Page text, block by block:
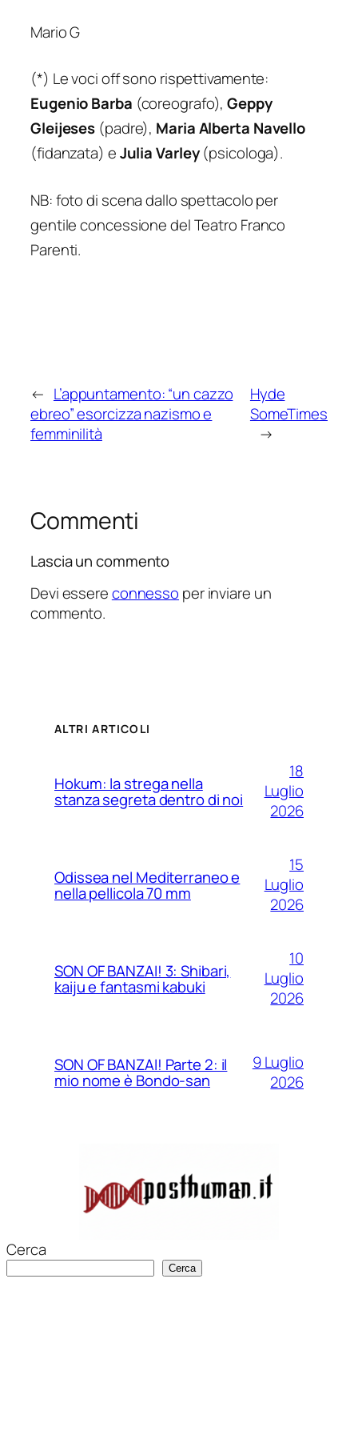
Mario G
(*) Le voci off sono rispettivamente:
Eugenio Barba (coreografo),Geppy
Gleijeses (padre), Maria Alberta Navello
(fidanzata) eJulia Varley(psicologa).
NB: foto di scena dallo spettacolo per
gentile concessione del Teatro Franco
Parenti.
← L’appuntamento: “un cazzo
ebreo” esorcizza nazismo e
femminilità
Hyde
SomeTimes
→
Commenti
Lascia un commento
Devi essereconnesso per inviare un
commento.
ALTRI ARTICOLI
Hokum: la strega nella
stanza segreta dentro di noi
18
Luglio
2026
Odissea nel Mediterraneo e
nella pellicola 70 mm
15
Luglio
2026
SON OF BANZAI! 3: Shibari,
kaiju e fantasmi kabuki
10
Luglio
2026
SON OF BANZAI! Parte 2: il
mio nome è Bondo-san
9 Luglio
2026
Cerca
Cerca